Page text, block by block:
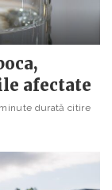
afectate
minute durată citire